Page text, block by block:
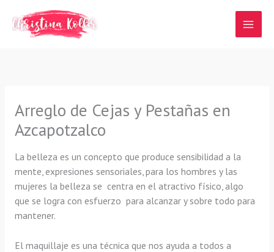
contenido
Arreglo de Cejas y Pestañas en
Azcapotzalco
La belleza es un concepto que produce sensibilidad a la
mente, expresiones sensoriales, para los hombres y las
mujeres la belleza se centra en el atractivo físico, algo
que se logra con esfuerzo para alcanzar y sobre todo para
mantener.
El maquillaje es una técnica que nos ayuda a todos a